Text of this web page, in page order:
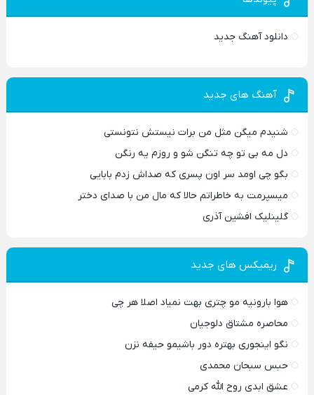
دانلود آهنگ جدید
آهنگ های جدید
شنیدم میگن مثل من برات نیستش نتونستی
دل مه بی تو چه تنگن شو و روزم یه رنگن
بگو چی اومد سر اون پسری که صداش زدم بابایی
میسپرمت به خاطراتم حالا که مال من با صدای دختر
گلینلیک افشین آذری
ریمیکس های جدید
هوا بارونیه مو چتری بهت نمیاد اصلا هر چی
محاصره مشتاق دلوجیان
نگو اینجوری بهتره دور باشیمو حیفه نزن
حبس سبحان محمدی
عشق ابدی روح الله کرمی